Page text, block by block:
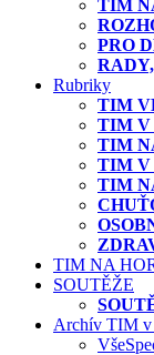
TIM
PRO
Rubriky
TIM
TIM V
TIM
TIM V
TIM
TIM NA
SOUTĚŽE
Archív TIM v
Vše